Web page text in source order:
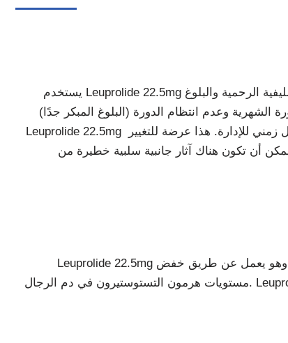
يستخدم Leuprolide 22.5mg كإستراتيجية علاجية لسرطان البروستاتا. علاوة على ذلك ، يتم استخدامه لعلاج التهاب بطانة الرحم والأورام الليفية الرحمية والبلوغ
Leuprolide 22.5mg يتم إعطاء حقنة تحت الجلد بواسطة أخصائي طبي مع التدريب. سيختار طبيبك الجرعة المناسبة وأفضل جدول زمني للإدارة. هذا عرضة للتغيير
أن تكون هناك آثار جانبية سلبية خطيرة من
Leuprolide 22.5mg تنخفض مستويات الهرمون الجنسي عن طريق الحقن (التستوستيرون عند الرجال والإستروجين عند النساء). وهو يعمل عن طريق خفض
مستويات هرمون التستوستيرون في دم الرجال. Leuprolide 22.5mg تعمل الحقن على خفض مستوى هرمون الاستروجين لأنها تمنع المبيضين من إنتاج الهرمونات ،